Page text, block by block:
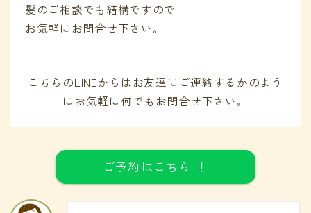
髪のご相談でも結構ですので
お気軽にお問合せ下さい。
こちらのLINEからはお友達にご連絡するかのよう
にお気軽に何でもお問合せ下さい。
ご予約はこちら ！